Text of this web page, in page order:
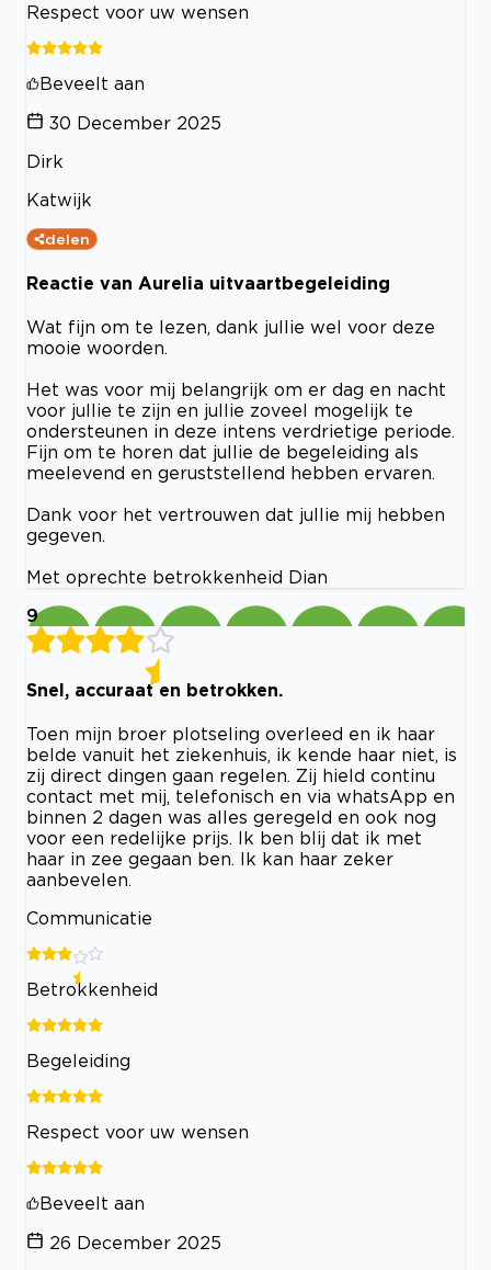
Respect voor uw wensen
Beveelt aan
30 December 2025
Dirk
Katwijk
delen
Reactie van Aurelia uitvaartbegeleiding
Wat fijn om te lezen, dank jullie wel voor deze
mooie woorden.
Het was voor mij belangrijk om er dag en nacht
voor jullie te zijn en jullie zoveel mogelijk te
ondersteunen in deze intens verdrietige periode.
Fijn om te horen dat jullie de begeleiding als
meelevend en geruststellend hebben ervaren.
Dank voor het vertrouwen dat jullie mij hebben
gegeven.
Met oprechte betrokkenheid Dian
9
Snel, accuraat en betrokken.
Toen mijn broer plotseling overleed en ik haar
belde vanuit het ziekenhuis, ik kende haar niet, is
zij direct dingen gaan regelen. Zij hield continu
contact met mij, telefonisch en via whatsApp en
binnen 2 dagen was alles geregeld en ook nog
voor een redelijke prijs. Ik ben blij dat ik met
haar in zee gegaan ben. Ik kan haar zeker
aanbevelen.
Communicatie
Betrokkenheid
Begeleiding
Respect voor uw wensen
Beveelt aan
26 December 2025